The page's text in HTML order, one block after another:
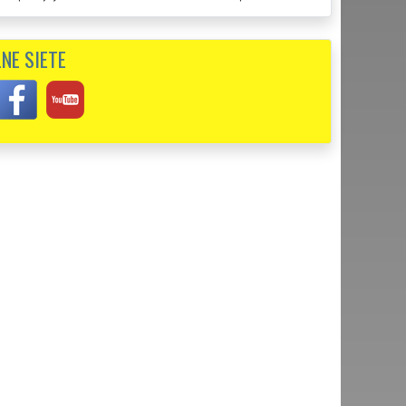
som bol absolútne spokojný. Prišli presne na čas a všetko
SIETE